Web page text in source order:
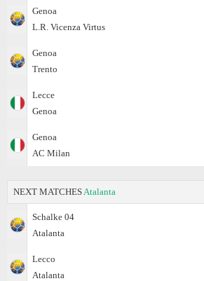
Genoa
L.R. Vicenza Virtus
Genoa
Trento
Lecce
Genoa
Genoa
AC Milan
NEXT MATCHES Atalanta
Schalke 04
Atalanta
Lecco
Atalanta